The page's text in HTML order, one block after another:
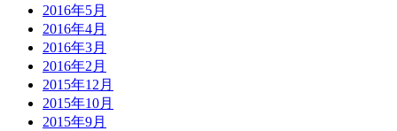
2016年5月
2016年4月
2016年3月
2016年2月
2015年12月
2015年10月
2015年9月